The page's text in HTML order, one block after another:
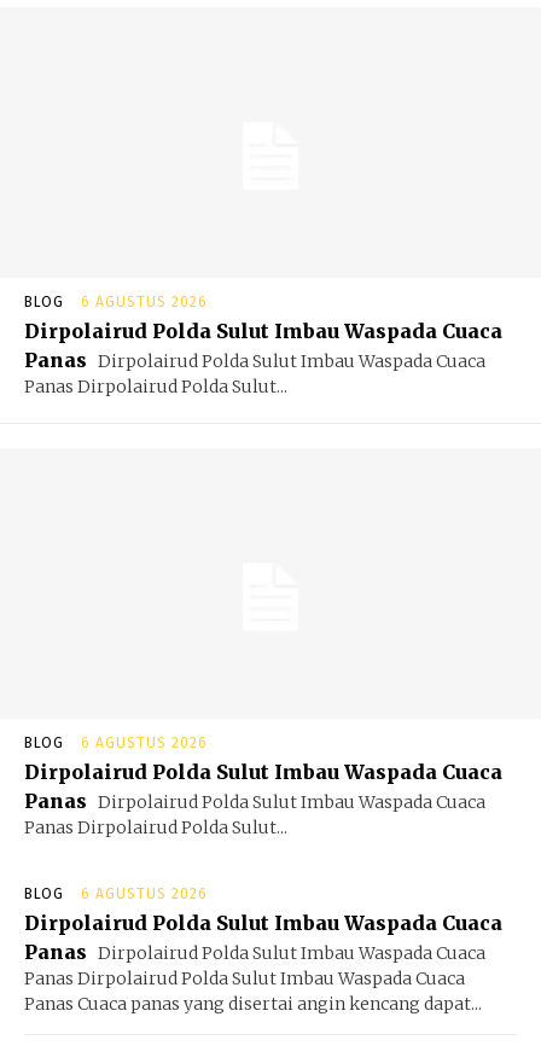
BLOG 6 AGUSTUS 2026
Dirpolairud Polda Sulut Imbau Waspada Cuaca
Panas Dirpolairud Polda Sulut Imbau Waspada Cuaca
Panas Dirpolairud Polda Sulut...
BLOG 6 AGUSTUS 2026
Dirpolairud Polda Sulut Imbau Waspada Cuaca
Panas Dirpolairud Polda Sulut Imbau Waspada Cuaca
Panas Dirpolairud Polda Sulut...
BLOG 6 AGUSTUS 2026
Dirpolairud Polda Sulut Imbau Waspada Cuaca
Panas Dirpolairud Polda Sulut Imbau Waspada Cuaca
Panas Dirpolairud Polda Sulut Imbau Waspada Cuaca
Panas Cuaca panas yang disertai angin kencang dapat...